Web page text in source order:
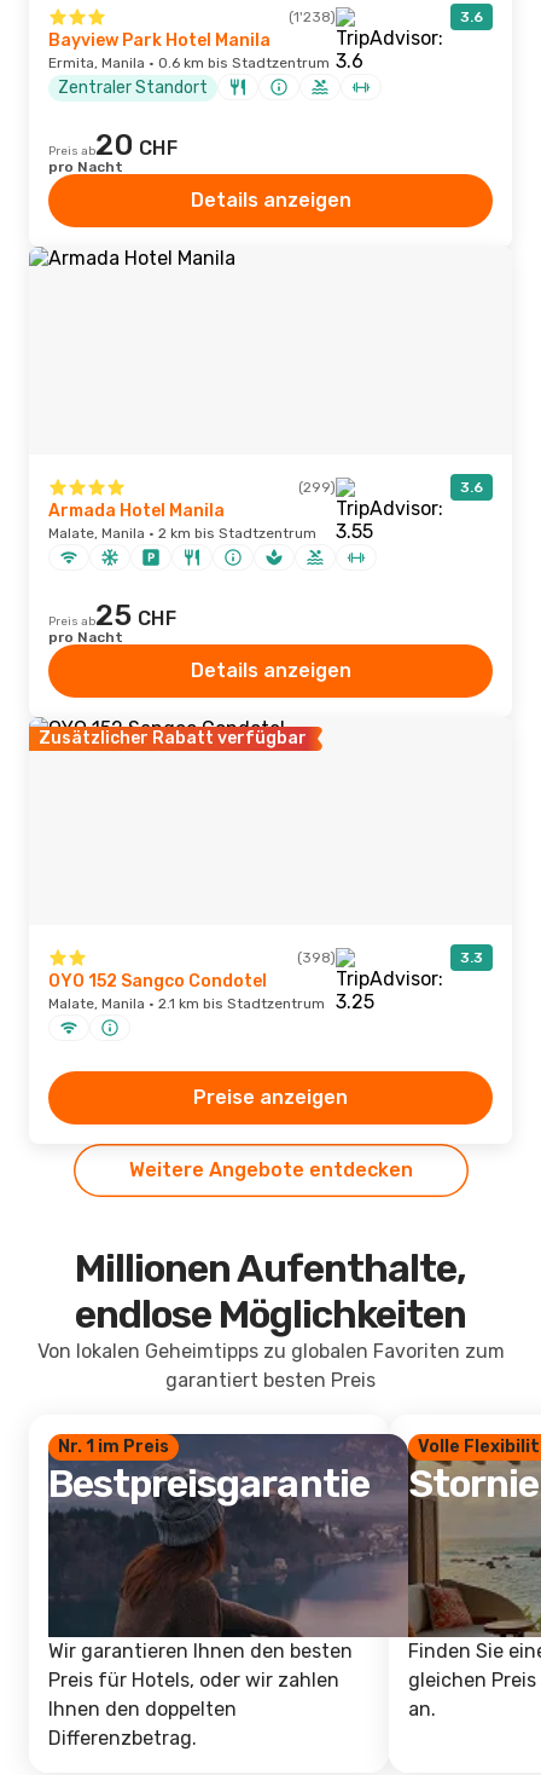
(1'238) 3.6
Bayview Park Hotel Manila
Ermita, Manila · 0.6 km bis Stadtzentrum
Zentraler Standort
Preis ab20 CHF
pro Nacht
Details anzeigen
(299) 3.6
Armada Hotel Manila
Malate, Manila · 2 km bis Stadtzentrum
Preis ab25 CHF
pro Nacht
Details anzeigen
Zusätzlicher Rabatt verfügbar
(398) 3.3
OYO 152 Sangco Condotel
Malate, Manila · 2.1 km bis Stadtzentrum
Preise anzeigen
Weitere Angebote entdecken
Millionen Aufenthalte,
endlose Möglichkeiten
Von lokalen Geheimtipps zu globalen Favoriten zum
garantiert besten Preis
Nr. 1 im Preis
Bestpreisgarantie
Wir garantieren Ihnen den besten
Preis für Hotels, oder wir zahlen
Ihnen den doppelten
Differenzbetrag.
Volle
Finden Sie
gleichen
an.